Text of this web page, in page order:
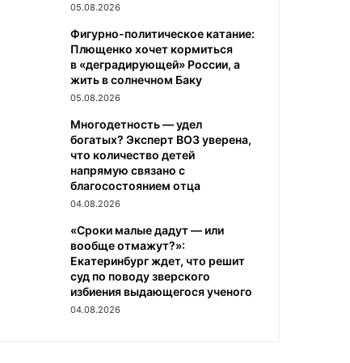
05.08.2026
Фигурно-политическое катание:
Плющенко хочет кормиться
в «деградирующей» России, а
жить в солнечном Баку
05.08.2026
Многодетность — удел
богатых? Эксперт ВОЗ уверена,
что количество детей
напрямую связано с
благосостоянием отца
04.08.2026
«Сроки малые дадут — или
вообще отмажут?»:
Екатеринбург ждет, что решит
суд по поводу зверского
избиения выдающегося ученого
04.08.2026